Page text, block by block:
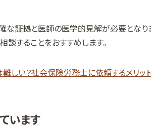
な証拠と医師の医学的見解が必要となり
することをおすすめします。
しい？社会保険労務士に依頼するメリッ
います